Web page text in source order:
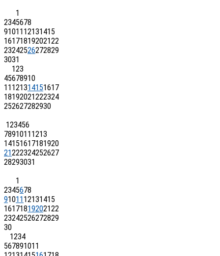
1
2345678
91011 12131415
16171819202122
23242526272829
3031
123
45678910
11 121314151617
18192021222324
252627282930
123456
7891011 1213
14151617181920
21222324252627
28293031
1
2345678
91011 12131415
16171819202122
23242526272829
30
1234
567891011